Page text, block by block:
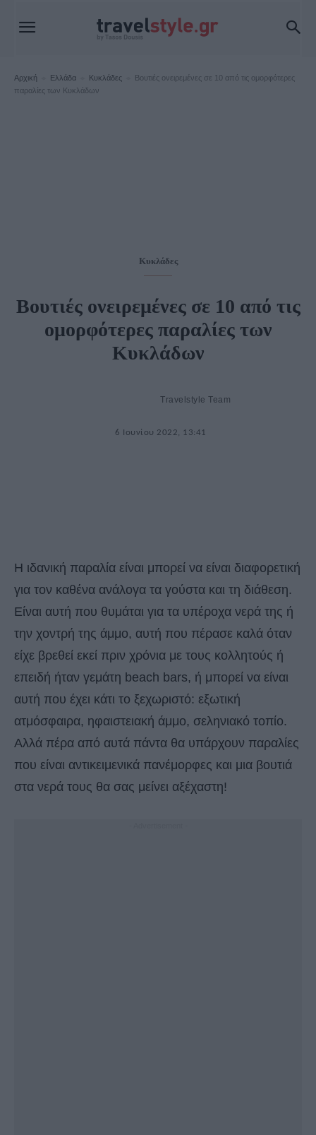
Αρχική Ελλάδα Κυκλάδες
Βουτιές ονειρεμένες σε 10 από τις ομορφότερες
παραλίες των Κυκλάδων
Κυκλάδες
Βουτιές ονειρεμένες σε 10 από τις
ομορφότερες παραλίες των
Κυκλάδων
Travelstyle Team
6 Ιουνίου 2022, 13:41
Η ιδανική παραλία είναι μπορεί να είναι διαφορετική
για τον καθένα ανάλογα τα γούστα και τη διάθεση.
Είναι αυτή που θυμάται για τα υπέροχα νερά της ή
την χοντρή της άμμο, αυτή που πέρασε καλά όταν
είχε βρεθεί εκεί πριν χρόνια με τους κολλητούς ή
επειδή ήταν γεμάτη beach bars, ή μπορεί να είναι
αυτή που έχει κάτι το ξεχωριστό: εξωτική
ατμόσφαιρα, ηφαιστειακή άμμο, σεληνιακό τοπίο.
Αλλά πέρα από αυτά πάντα θα υπάρχουν παραλίες
που είναι αντικειμενικά πανέμορφες και μια βουτιά
στα νερά τους θα σας μείνει αξέχαστη!